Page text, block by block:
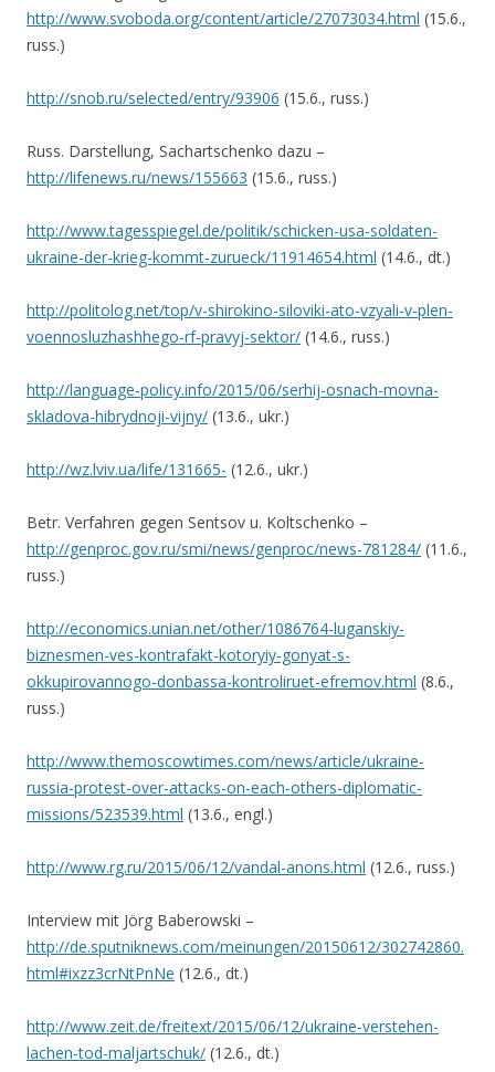
http://www.svoboda.org/content/article/27073034.html (15.6.,
russ.)
http://snob.ru/selected/entry/93906 (15.6., russ.)
Russ. Darstellung, Sachartschenko dazu –
http://lifenews.ru/news/155663 (15.6., russ.)
http://www.tagesspiegel.de/politik/schicken-usa-soldaten-
ukraine-der-krieg-kommt-zurueck/11914654.html (14.6., dt.)
http://politolog.net/top/v-shirokino-siloviki-ato-vzyali-v-plen-
voennosluzhashhego-rf-pravyj-sektor/ (14.6., russ.)
http://language-policy.info/2015/06/serhij-osnach-movna-
skladova-hibrydnoji-vijny/ (13.6., ukr.)
http://wz.lviv.ua/life/131665- (12.6., ukr.)
Betr. Verfahren gegen Sentsov u. Koltschenko –
http://genproc.gov.ru/smi/news/genproc/news-781284/ (11.6.,
russ.)
http://economics.unian.net/other/1086764-luganskiy-
biznesmen-ves-kontrafakt-kotoryiy-gonyat-s-
okkupirovannogo-donbassa-kontroliruet-efremov.html (8.6.,
russ.)
http://www.themoscowtimes.com/news/article/ukraine-
russia-protest-over-attacks-on-each-others-diplomatic-
missions/523539.html (13.6., engl.)
http://www.rg.ru/2015/06/12/vandal-anons.html (12.6., russ.)
Interview mit Jörg Baberowski –
http://de.sputniknews.com/meinungen/20150612/302742860.
html#ixzz3crNtPnNe (12.6., dt.)
http://www.zeit.de/freitext/2015/06/12/ukraine-verstehen-
lachen-tod-maljartschuk/ (12.6., dt.)